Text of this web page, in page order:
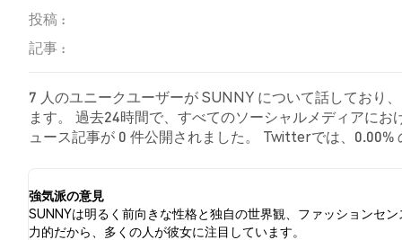
投稿 :
記事 :
7 人のユニークユーザーが SUNNY について話しており
ます。 過去24時間で、すべてのソーシャルメディアに
ュース記事が 0 件公開されました。 Twitterでは、
強気派の意見
SUNNYは明るく前向きな性格と独自の世界観、ファッションセン
力的だから、多くの人が彼女に注目しています。